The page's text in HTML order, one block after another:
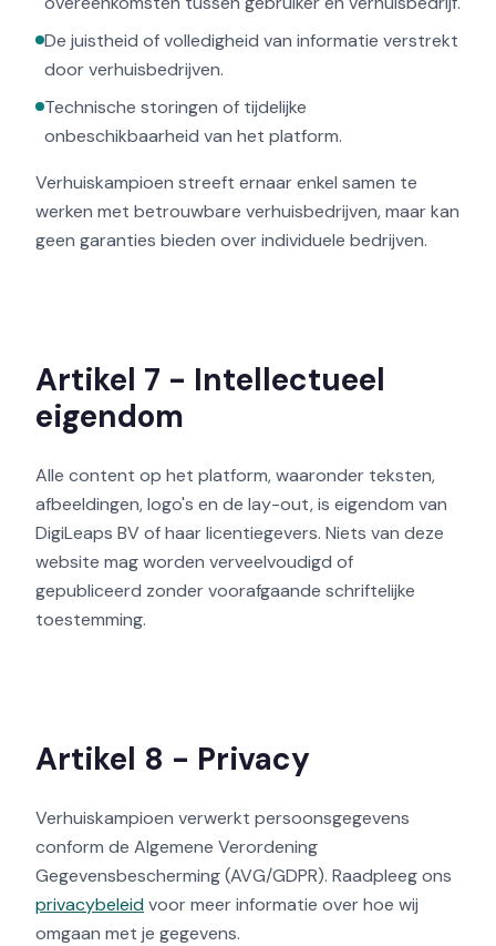
De juistheid of volledigheid van informatie verstrekt
door verhuisbedrijven.
Technische storingen of tijdelijke
onbeschikbaarheid van het platform.
Verhuiskampioen streeft ernaar enkel samen te
werken met betrouwbare verhuisbedrijven, maar kan
geen garanties bieden over individuele bedrijven.
Artikel 7 - Intellectueel
eigendom
Alle content op het platform, waaronder teksten,
afbeeldingen, logo's en de lay-out, is eigendom van
DigiLeaps BV of haar licentiegevers. Niets van deze
website mag worden verveelvoudigd of
gepubliceerd zonder voorafgaande schriftelijke
toestemming.
Artikel 8 - Privacy
Verhuiskampioen verwerkt persoonsgegevens
conform de Algemene Verordening
Gegevensbescherming (AVG/GDPR). Raadpleeg ons
privacybeleidvoor meer informatie over hoe wij
omgaan met je gegevens.